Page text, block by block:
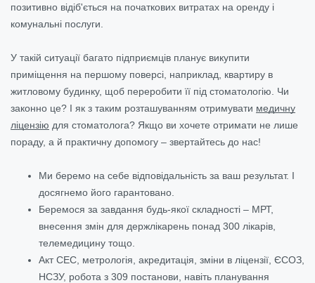
позитивно відіб'ється на початкових витратах на оренду і
комунальні послуги.
У такій ситуації багато підприємців планує викупити
приміщення на першому поверсі, наприклад, квартиру в
житловому будинку, щоб переробити її під стоматологію. Чи
законно це? І як з таким розташуванням отримувати медичну
ліцензію для стоматолога? Якщо ви хочете отримати не лише
пораду, а й практичну допомогу – звертайтесь до нас!
Ми беремо на себе відповідальність за ваш результат. І
досягнемо його гарантовано.
Беремося за завдання будь-якої складності – МРТ,
внесення змін для держлікарень понад 300 лікарів,
телемедицину тощо.
Акт СЕС, метрологія, акредитація, зміни в ліцензії, ЄСОЗ,
НСЗУ, робота з 309 постанови, навіть планування